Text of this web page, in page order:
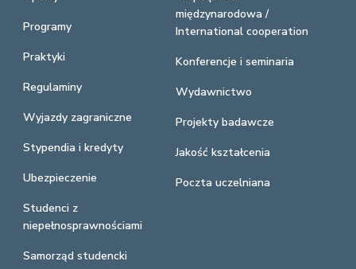
Programy
Praktyki
Regulaminy
Wyjazdy zagraniczne
Stypendia i kredyty
Ubezpieczenie
Studenci z
niepełnosprawnościami
Samorząd studencki
międzynarodowa /
International cooperation
Konferencje i seminaria
Wydawnictwo
Projekty badawcze
Jakość kształcenia
Poczta uczelniana